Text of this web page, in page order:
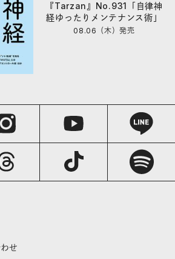
『Tarzan』No.931「自律神
経ゆったりメンテナンス術」
08.06（木）発売
せ